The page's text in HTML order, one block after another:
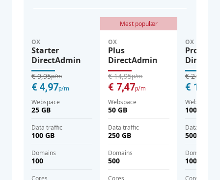
OX
Starter
DirectAdmin
€ 9,95p/m
€ 4,97p/m
Webspace
25 GB
Data traffic
100 GB
domains
100
cores
Mest populær
OX
Plus
DirectAdmin
€ 14,95p/m
€ 7,47p/m
Webspace
50 GB
Data traffic
250 GB
domains
500
cores
OX
Pro
€ 24,95
€ 12,47
Webspace
100 GB
Data traffic
500 GB
domains
1000
cores